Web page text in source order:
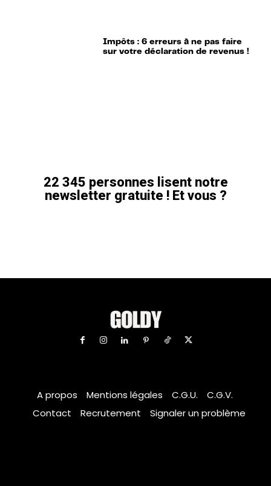
Impôts : 6 erreurs à ne pas faire
sur votre déclaration de revenus !
22 345 personnes lisent notre
newsletter gratuite ! Et vous ?
A propos Mentions légales C.G.U.
C.G.V.
Contact
Recrutement Signaler un problème